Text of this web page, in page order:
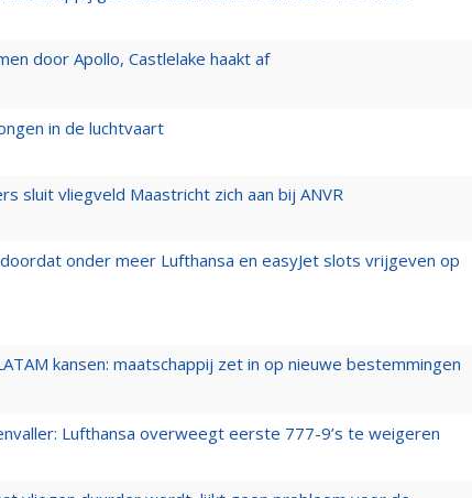
door Apollo, Castlelake haakt af
in de luchtvaart
sluit vliegveld Maastricht zich aan bij ANVR
onder meer Lufthansa en easyJet slots vrijgeven op
kansen: maatschappij zet in op nieuwe bestemmingen
Lufthansa overweegt eerste 777-9’s te weigeren